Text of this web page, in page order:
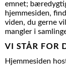
emnet;
hjemmesiden,
viden, du gerne
mangler i
VI STÅR FOR
Hjemmesiden